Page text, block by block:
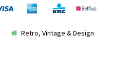
Retro, Vintage & Design